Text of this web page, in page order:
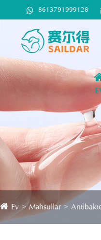
8613791999128
Ev Məhsullar